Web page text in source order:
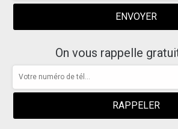
On vous rappelle